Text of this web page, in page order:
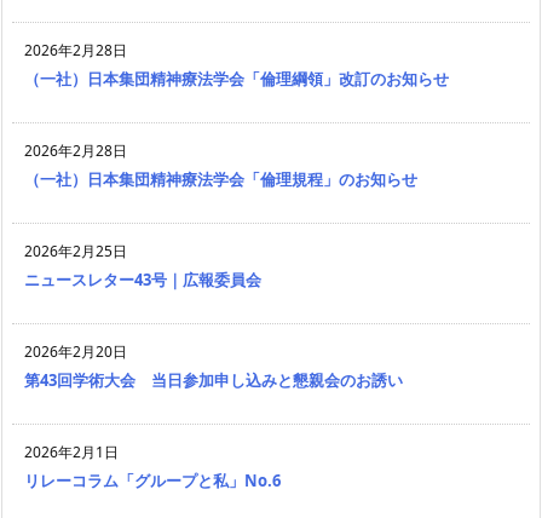
2026年2月28日
（一社）日本集団精神療法学会「倫理綱領」改訂のお知らせ
2026年2月28日
（一社）日本集団精神療法学会「倫理規程」のお知らせ
2026年2月25日
ニュースレター43号｜広報委員会
2026年2月20日
第43回学術大会 当日参加申し込みと懇親会のお誘い
2026年2月1日
リレーコラム「グループと私」No.6